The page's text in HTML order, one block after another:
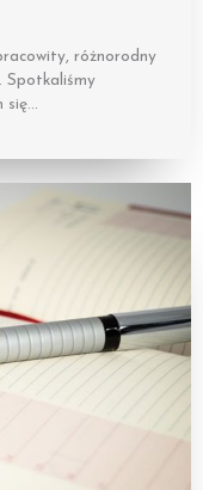
różnorodny
Spotkaliśmy
się…